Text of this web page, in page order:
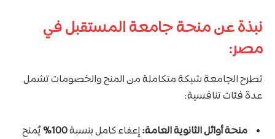
نبذة عن منحة جامعة المستقبل في
مصر:
تطرح الجامعة شبكة متكاملة من المنح والخصومات تشمل
عدة فئات تنافسية:
منحة أوائل الثانوية العامة:إعفاء كامل بنسبة100%
يُمنح